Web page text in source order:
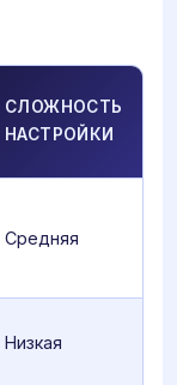
СЛОЖНОСТЬ
НАСТРОЙКИ
Средняя
Низкая